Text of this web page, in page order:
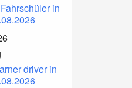
in
driver in